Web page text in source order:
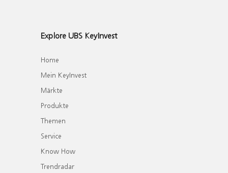
Explore UBS KeyInvest
Home
Mein KeyInvest
Märkte
Produkte
Themen
Service
Know How
Trendradar